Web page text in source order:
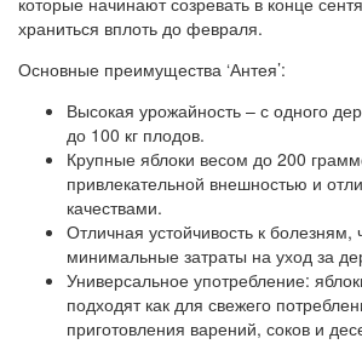
храниться вплоть до февраля.
Основные преимущества ‘Антея’:
Высокая урожайность – с одного
до 100 кг плодов.
Крупные яблоки весом до 200
привлекательной внешностью и
качествами.
Отличная устойчивость к болезням,
минимальные затраты на уход за
Универсальное употребление:
подходят как для свежего
приготовления варений, соков и